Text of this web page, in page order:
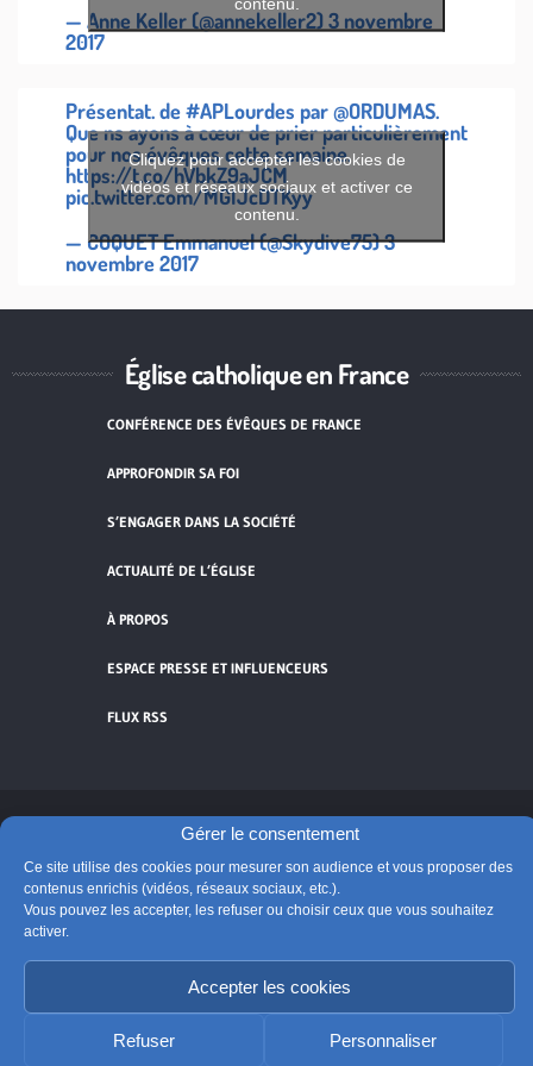
Gérer le consentement
Ce site utilise des cookies pour mesurer son audience et vous proposer des
contenus enrichis (vidéos, réseaux sociaux, etc.).
Vous pouvez les accepter, les refuser ou choisir ceux que vous souhaitez
activer.
Accepter les cookies
Refuser Personnaliser
— Anne Keller (@annekeller2)3 novembre
2017
Présentat. de#APLourdes par@ORDUMAS.
Que ns ayons à cœur de prier particulièrement
pour nos évêques cette semaine.
https://t.co/hVbkZ9aJCM
pic.twitter.com/MGIJcDTKyy
— COQUET Emmanuel (@Skydive75)3
novembre 2017
Cliquez pour accepter les cookies de
vidéos et réseaux sociaux et activer ce
contenu.
Église catholique en France
CONFÉRENCE DES ÉVÊQUES DE FRANCE
APPROFONDIR SA FOI
S’ENGAGER DANS LA SOCIÉTÉ
ACTUALITÉ DE L’ÉGLISE
À PROPOS
ESPACE PRESSE ET INFLUENCEURS
FLUX RSS
Cliquez pour accepter les cookies de
vidéos et réseaux sociaux et activer ce
contenu.
© Église catholique en France
Édité par la Conférence des évêques de France